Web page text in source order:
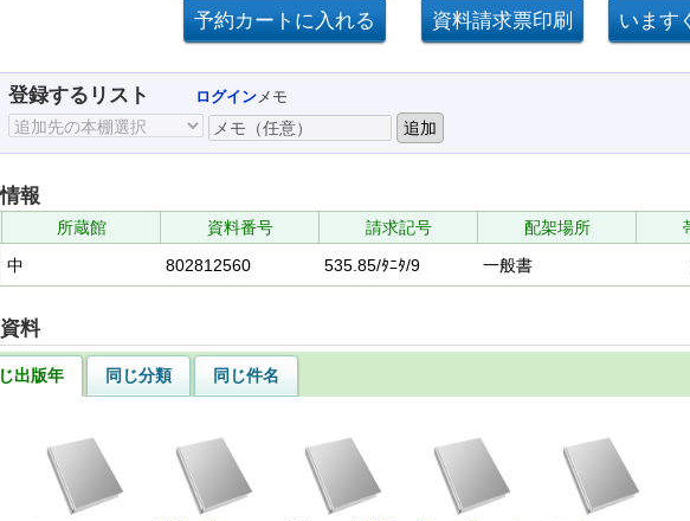
登録するリスト ログインメモ
報
所蔵館 資料番号 請求記号 配架場所
中 802812560 535.85/ﾀﾆﾀ/9 一般書
料
出版年 同じ分類
同じ件名